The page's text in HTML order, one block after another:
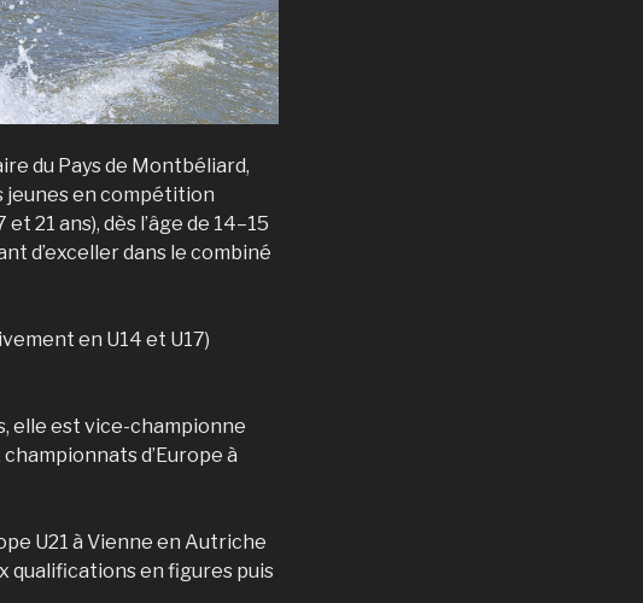
du Pays de Montbéliard,
jeunes en compétition
21 ans), dès l’âge de 14–15
d’exceller dans le combiné
en U14 et U17)
elle est vice-championne
d’Europe à
U21 à Vienne en Autriche
qualifications en figures puis